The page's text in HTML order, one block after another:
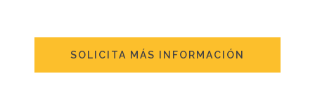
SOLICITA MÁS INFORMACIÓN